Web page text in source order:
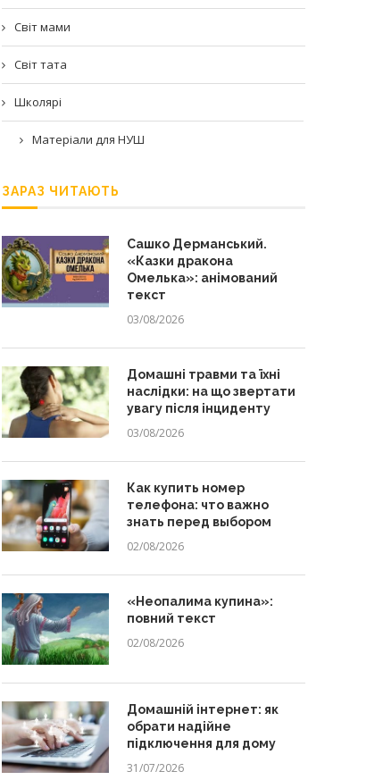
Світ мами
Світ тата
Школярі
Матеріали для НУШ
ЗАРАЗ ЧИТАЮТЬ
Сашко Дерманський.
«Казки дракона
Омелька»: анімований
текст
03/08/2026
Домашні травми та їхні
наслідки: на що звертати
увагу після інциденту
03/08/2026
Как купить номер
телефона: что важно
знать перед выбором
02/08/2026
«Неопалима купина»:
повний текст
02/08/2026
Домашній інтернет: як
обрати надійне
підключення для дому
31/07/2026